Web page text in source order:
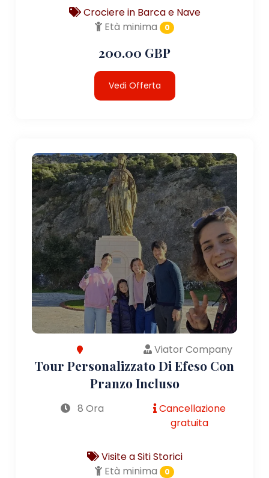
Crociere in Barca e Nave
Età minima
0
200.00 GBP
Vedi Offerta
Viator Company
Tour Personalizzato Di Efeso Con
Pranzo Incluso
8 Ora
Cancellazione
gratuita
Visite a Siti Storici
Età minima
0